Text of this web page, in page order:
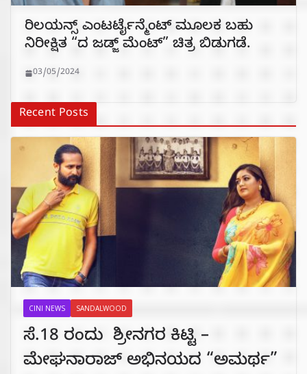
ರಿಲಯನ್ಸ್ ಎಂಟರ್ಟೈನ್ಮೆಂಟ್ ಮೂಲಕ ಬಹು
ನಿರೀಕ್ಷಿತ “ದ ಜಡ್ಜ್ ಮೆಂಟ್” ಚಿತ್ರ ಬಿಡುಗಡೆ.
03/05/2024
Recent Posts
CINI NEWS SANDALWOOD
ಸೆ.18 ರಂದು ಶ್ರೀನಗರ ಕಿಟ್ಟಿ –
ಮೇಘನಾರಾಜ್ ಅಭಿನಯದ “ಅಮರ್ಥ”